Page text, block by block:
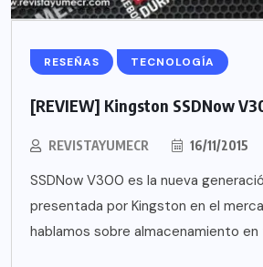
RESEÑAS TECNOLOGÍA
[REVIEW] Kingston SSDNow
REVISTAYUMECR 16/11/2015
SSDNow V300 es la nueva
presentada por Kingston en el
hablamos sobre almacenamiento